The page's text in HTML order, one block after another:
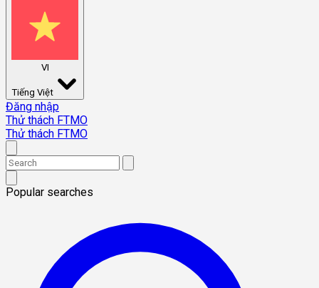
VI
Tiếng Việt
Đăng nhập
Thử thách FTMO
Thử thách FTMO
Popular searches